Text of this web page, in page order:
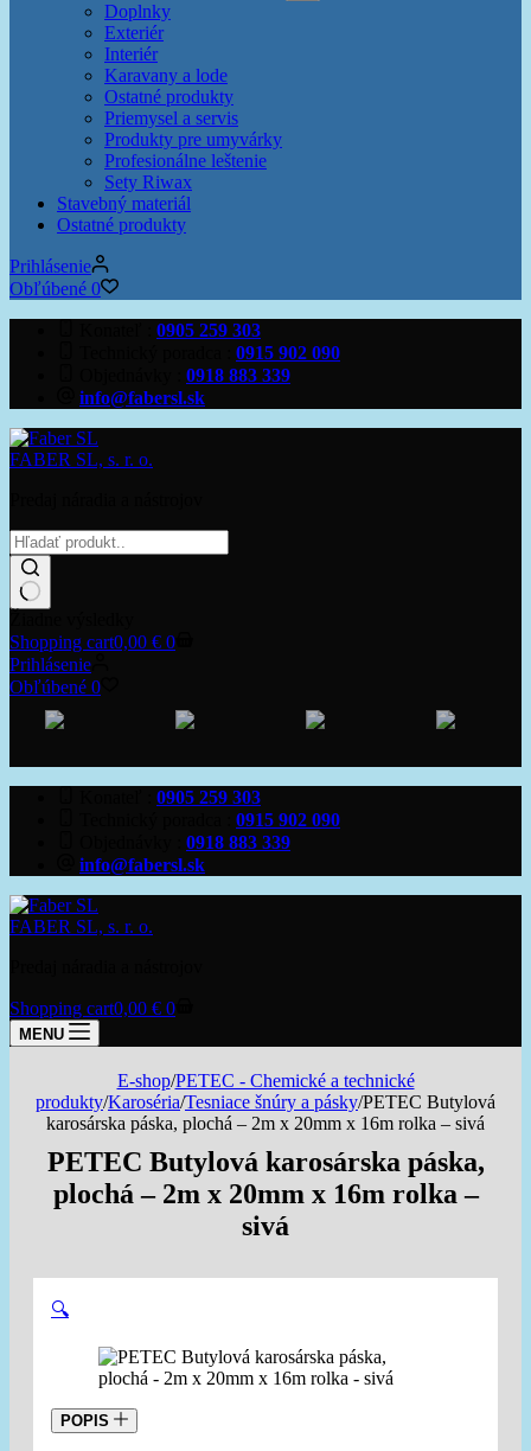
Doplnky
Exteriér
Interiér
Karavany a lode
Ostatné produkty
Priemysel a servis
Produkty pre umyvárky
Profesionálne leštenie
Sety Riwax
Stavebný materiál
Ostatné produkty
Prihlásenie
Obľúbené 0
0905 259 303
0915 902 090
0918 883 339
info@fabersl.sk
FABER SL, s. r. o.
Shopping cart0,00 € 0
Prihlásenie
Obľúbené 0
0905 259 303
0915 902 090
0918 883 339
info@fabersl.sk
FABER SL, s. r. o.
Shopping cart0,00 € 0
MENU
E-shop/PETEC - Chemické a technické
produkty/Karoséria/Tesniace šnúry a pásky/PETEC Butylová
karosárska páska, plochá – 2m x 20mm x 16m rolka – sivá
PETEC Butylová karosárska páska,
plochá – 2m x 20mm x 16m rolka –
sivá
🔍
POPIS